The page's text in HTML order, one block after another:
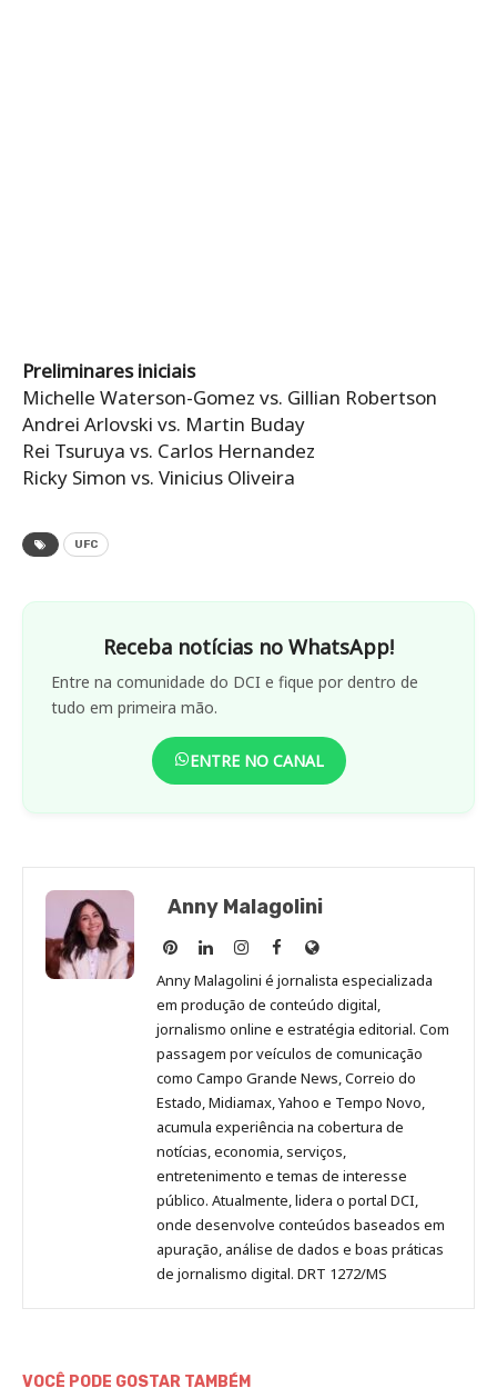
Preliminares iniciais
Michelle Waterson-Gomez vs. Gillian Robertson
Andrei Arlovski vs. Martin Buday
Rei Tsuruya vs. Carlos Hernandez
Ricky Simon vs. Vinicius Oliveira
UFC
Receba notícias no WhatsApp!
Entre na comunidade do DCI e fique por dentro de
tudo em primeira mão.
ENTRE NO CANAL
Anny Malagolini
Anny
Malagolini
no
Pinterest
Anny
Malagolini
no
LinkedIn
Anny
Malagolini
no
Instagram
Anny
Malagolini
no
Facebook
Site
de
Anny
Malagolini
Anny Malagolini é jornalista especializada
em produção de conteúdo digital,
jornalismo online e estratégia editorial. Com
passagem por veículos de comunicação
como Campo Grande News, Correio do
Estado, Midiamax, Yahoo e Tempo Novo,
acumula experiência na cobertura de
notícias, economia, serviços,
entretenimento e temas de interesse
público. Atualmente, lidera o portal DCI,
onde desenvolve conteúdos baseados em
apuração, análise de dados e boas práticas
de jornalismo digital. DRT 1272/MS
VOCÊ PODE GOSTAR TAMBÉM